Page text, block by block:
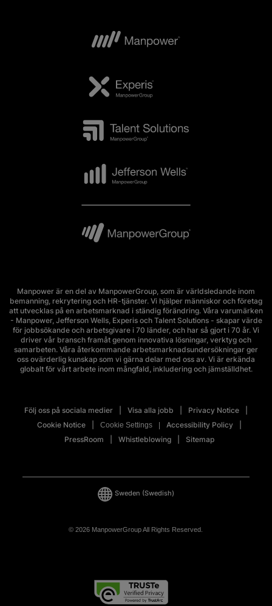
Manpower är en del av ManpowerGroup, som är världsledande inom
bemanning, rekrytering och HR-tjänster. Vi hjälper människor och företag
att utvecklas på en arbetsmarknad i ständig förändring. Våra varumärken
- Manpower, Jefferson Wells, Experis och Talent Solutions - skapar värde
för jobbsökande och arbetsgivare i 70 länder, och har så gjort i 70 år. Vi
driver vår bransch framåt genom innovativa lösningar, verktyg och
samarbeten. Våra återkommande arbetsmarknadsundersökningar ger
oss ovärderlig kunskap som vi gärna delar med oss av. Vi är erkända
globalt för vårt arbete inom mångfald, inkludering och jämställdhet.
Följ oss på sociala medier Visa alla jobb
Privacy Notice
Cookie Notice
Cookie Settings
Accessibility Policy
PressRoom
Whistleblowing Sitemap
© 2026 ManpowerGroup All Rights Reserved.
Sweden (Swedish)